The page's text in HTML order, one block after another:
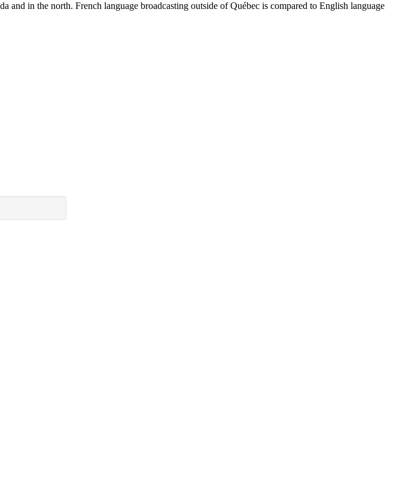
in the north. French language broadcasting outside of Québec is compared to English language